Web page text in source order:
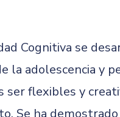
Cognitiva se
la adolescencia y
ser flexibles y
Se ha